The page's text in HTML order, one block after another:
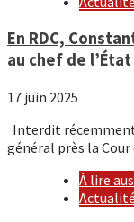
En RDC,
au chef de l’État
17 juin 2025
Interdit
général près la
À lire
Actualité